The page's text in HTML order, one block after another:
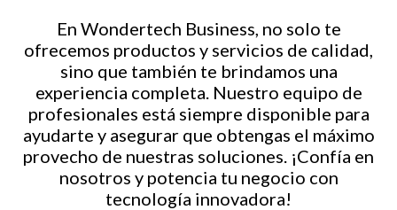
En Wondertech Business, no solo te
ofrecemos productos y servicios de calidad,
sino que también te brindamos una
experiencia completa. Nuestro equipo de
profesionales está siempre disponible para
ayudarte y asegurar que obtengas el máximo
provecho de nuestras soluciones. ¡Confía en
nosotros y potencia tu negocio con
tecnología innovadora!